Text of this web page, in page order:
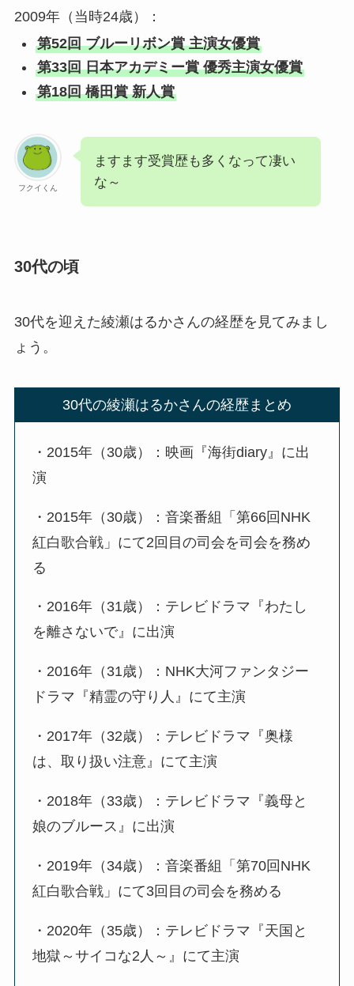
2009年（当時24歳）：
第52回 ブルーリボン賞 主演女優賞
第33回 日本アカデミー賞 優秀主演女優賞
第18回 橋田賞 新人賞
フクイくん
ますます受賞歴も多くなって凄い
な～
30代の頃
30代を迎えた綾瀬はるかさんの経歴を見てみまし
ょう。
30代の綾瀬はるかさんの経歴まとめ
・2015年（30歳）：映画『海街diary』に出
演
・2015年（30歳）：音楽番組「第66回NHK
紅白歌合戦」にて2回目の司会を司会を務め
る
・2016年（31歳）：テレビドラマ『わたし
を離さないで』に出演
・2016年（31歳）：NHK大河ファンタジー
ドラマ『精霊の守り人』にて主演
・2017年（32歳）：テレビドラマ『奥様
は、取り扱い注意』にて主演
・2018年（33歳）：テレビドラマ『義母と
娘のブルース』に出演
・2019年（34歳）：音楽番組「第70回NHK
紅白歌合戦」にて3回目の司会を務める
・2020年（35歳）：テレビドラマ『天国と
地獄～サイコな2人～』にて主演